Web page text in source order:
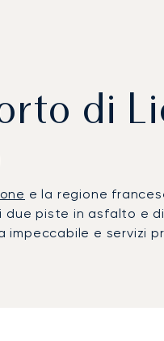
di
e la regione
due piste in asfalto e
impeccabile e servizi